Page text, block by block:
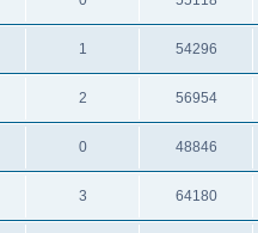
1 54296
2 56954
0 48846
3 64180